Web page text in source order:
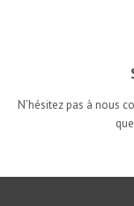
N'hésitez pas à nous